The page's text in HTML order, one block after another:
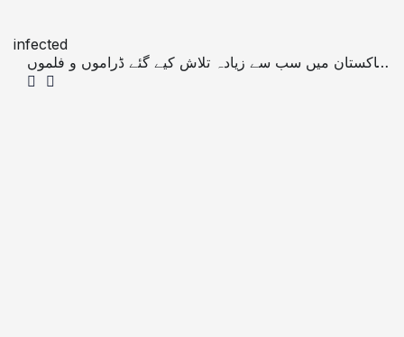
infected
پاکستان میں سب سے زیادہ تلاش کیے گئے ڈراموں و فلموں
کی فہرست جاری